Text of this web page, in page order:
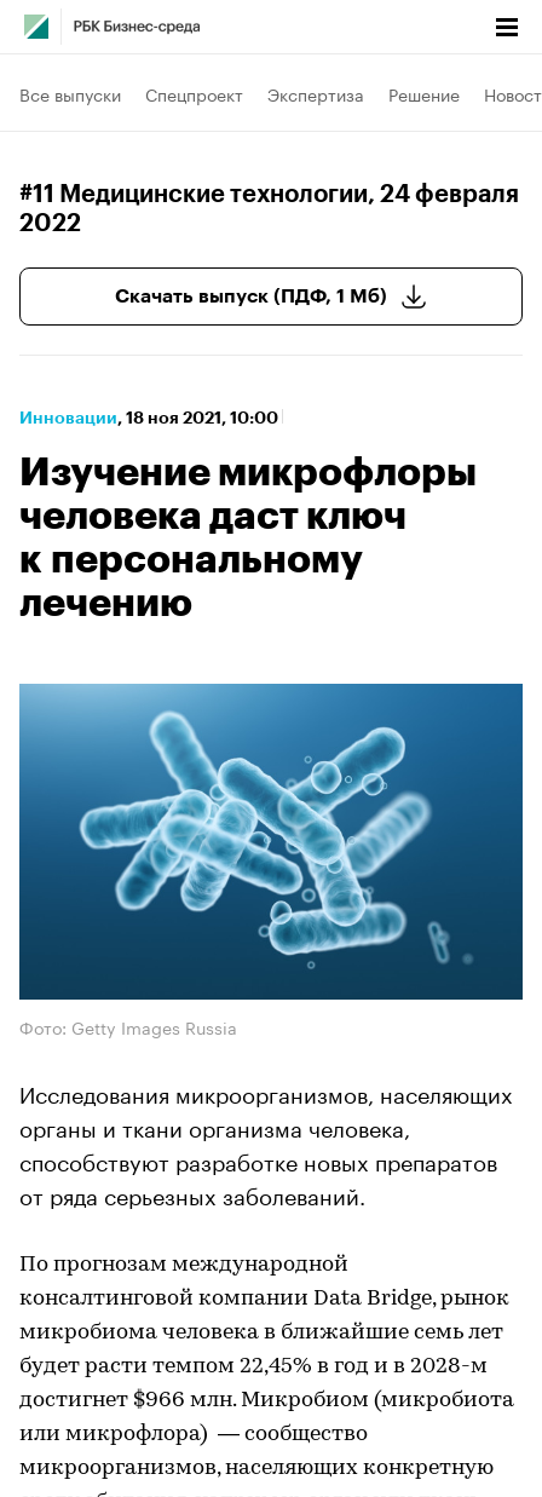
Все выпуски Спецпроект Экспертиза Решение
#11 Медицинские технологии, 24 февраля
2022
Скачать выпуск (ПДФ, 1 Мб)
Инновации⁠, 18 ноя 2021, 10:00
Изучение микрофлоры
человека даст ключ
к персональному
лечению
Фото: Getty Images Russia
Исследования микроорганизмов, населяющих
органы и ткани организма человека,
способствуют разработке новых препаратов
от ряда серьезных заболеваний.
По прогнозам международной
консалтинговой компании Data Bridge, рынок
микробиома человека в ближайшие семь лет
будет расти темпом 22,45% в год и в 2028-м
достигнет $966 млн. Микробиом (микробиота
или микрофлора) — сообщество
микроорганизмов, населяющих конкретную